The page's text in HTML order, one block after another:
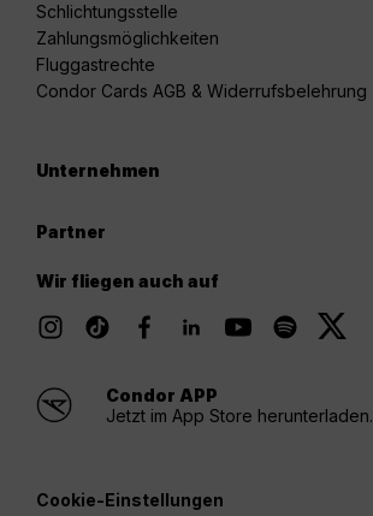
Schlichtungsstelle
Zahlungsmöglichkeiten
Fluggastrechte
Condor Cards AGB & Widerrufsbelehrung
Unternehmen
Partner
Wir fliegen auch auf
Condor APP
Jetzt im App Store herunterladen.
Cookie-Einstellungen